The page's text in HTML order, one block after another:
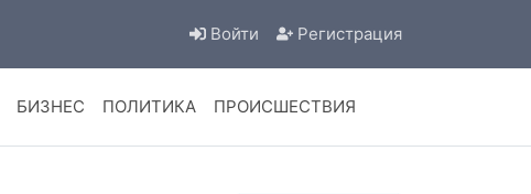
Войти Регистрация
БИЗНЕС ПОЛИТИКА ПРОИСШЕСТВИЯ